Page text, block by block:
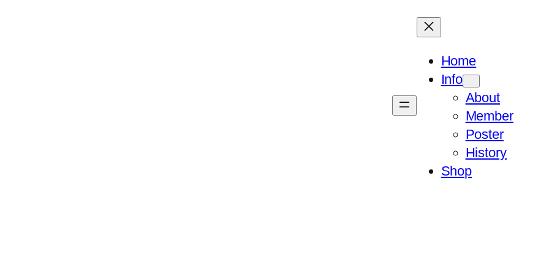
Home
Info
About
Member
Poster
History
Shop